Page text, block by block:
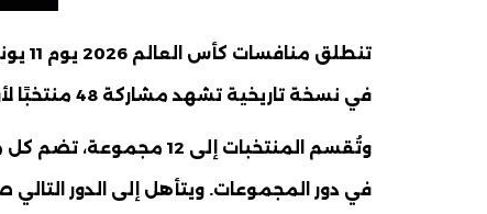
في نسخة تاريخية تشهد مشاركة 48 منتخبًا لأول مرة.
وتُقسم المنتخبات إلى
في دور المجموعات. ويتأهل إلى الدور